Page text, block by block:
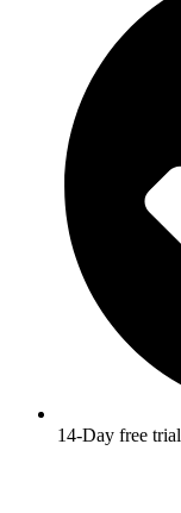
14-Day free trial